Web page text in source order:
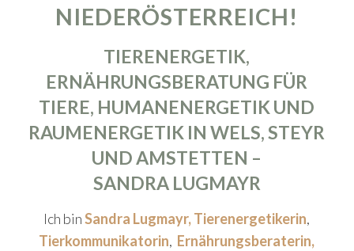
NIEDERÖSTERREICH!
TIERENERGETIK,
ERNÄHRUNGSBERATUNG FÜR
TIERE, HUMANENERGETIKUND
RAUMENERGETIK INWELS, STEYR
UND AMSTETTEN –
SANDRA LUGMAYR
Ich bin Sandra Lugmayr,Tierenergetikerin,
Tierkommunikatorin, Ernährungsberaterin,